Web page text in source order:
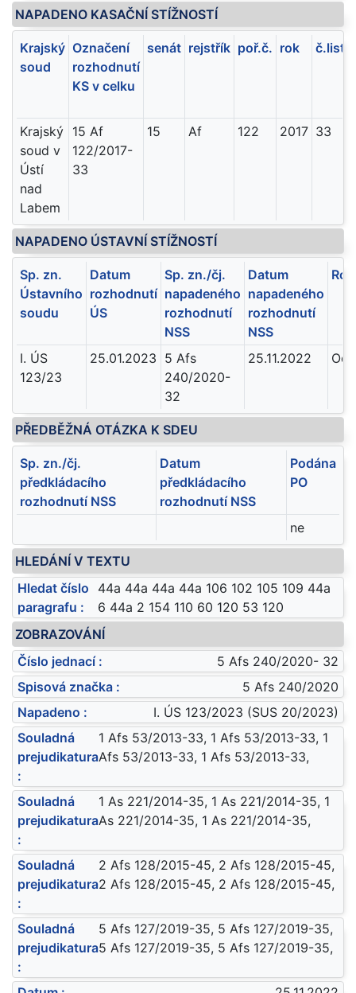
NAPADENO KASAČNÍ STÍŽNOSTÍ
Krajský
soud
Označení
rozhodnutí
KS v celku
senát rejstřík poř.č. rok č.listu
Krajský
soud v
Ústí
nad
Labem
15 Af
122/2017-
33
15 Af 122 2017 33
NAPADENO ÚSTAVNÍ STÍŽNOSTÍ
Sp. zn.
Ústavního
soudu
Datum
rozhodnutí
ÚS
Sp. zn./čj.
napadeného
rozhodnutí
NSS
Datum
napadeného
rozhodnutí
NSS
I. ÚS
123/23
25.01.2023 5 Afs
240/2020-
32
25.11.2022
PŘEDBĚŽNÁ OTÁZKA K SDEU
Sp. zn./čj.
předkládacího
rozhodnutí NSS
Datum
předkládacího
rozhodnutí NSS
Podána
PO
ne
HLEDÁNÍ V TEXTU
Hledat číslo
paragrafu :
44a 44a 44a 44a 106 102 105 109 44a
6 44a 2 154 110 60 120 53 120
ZOBRAZOVÁNÍ
Číslo jednací :
5 Afs 240/2020- 32
Spisová značka :
5 Afs 240/2020
Napadeno :
I. ÚS 123/2023 (SUS 20/2023)
Souladná
prejudikatura
:
1 Afs 53/2013-33, 1 Afs 53/2013-33, 1
Afs 53/2013-33, 1 Afs 53/2013-33,
Souladná
prejudikatura
:
1 As 221/2014-35, 1 As 221/2014-35, 1
As 221/2014-35, 1 As 221/2014-35,
Souladná
prejudikatura
:
2 Afs 128/2015-45, 2 Afs 128/2015-45,
2 Afs 128/2015-45, 2 Afs 128/2015-45,
Souladná
prejudikatura
:
5 Afs 127/2019-35, 5 Afs 127/2019-35,
5 Afs 127/2019-35, 5 Afs 127/2019-35,